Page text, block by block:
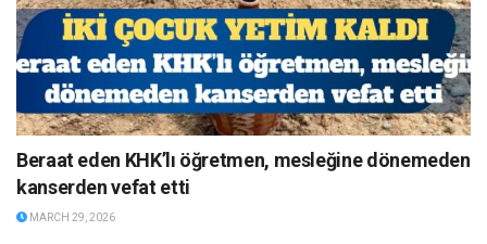
Beraat eden KHK’lı öğretmen, mesleğine dönemeden
kanserden vefat etti
MARCH 29, 2026